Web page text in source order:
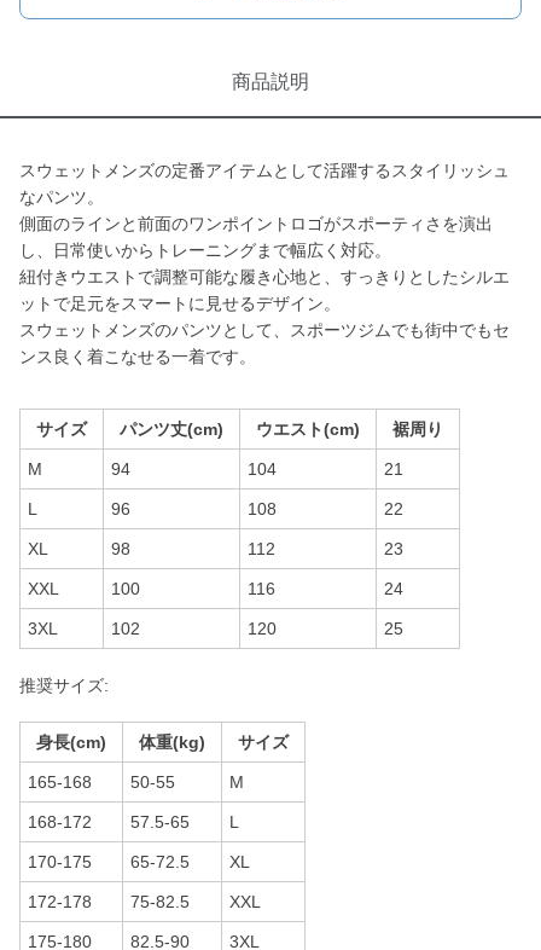
商品説明
スウェットメンズの定番アイテムとして活躍するスタイリッシュ
なパンツ。
側面のラインと前面のワンポイントロゴがスポーティさを演出
し、日常使いからトレーニングまで幅広く対応。
紐付きウエストで調整可能な履き心地と、すっきりとしたシルエ
ットで足元をスマートに見せるデザイン。
スウェットメンズのパンツとして、スポーツジムでも街中でもセ
ンス良く着こなせる一着です。
サイズ パンツ丈(cm) ウエスト(cm) 裾周り
M 94 104 21
L 96 108 22
XL 98 112 23
XXL 100 116 24
3XL 102 120 25
推奨サイズ:
身長(cm) 体重(kg) サイズ
165-168 50-55 M
168-172 57.5-65 L
170-175 65-72.5 XL
172-178 75-82.5 XXL
175-180 82.5-90 3XL